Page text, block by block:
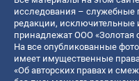
исследования – служебные
редакции, исключительные
принадлежат ООО «Золотая
На все опубликованные
имеет имущественные
«Об авторских правах и